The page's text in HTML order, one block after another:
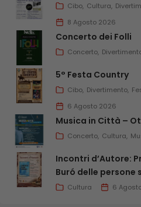
Cibo Cultura
8 Agosto 2026
Concerto dei Folli
Concerto
5° Festa Country
Cibo Divertimento
6 Agosto 2026
Musica in Città –
Concerto Cultura
Incontri d’Autore:
Buró delle persone
Cultura 6